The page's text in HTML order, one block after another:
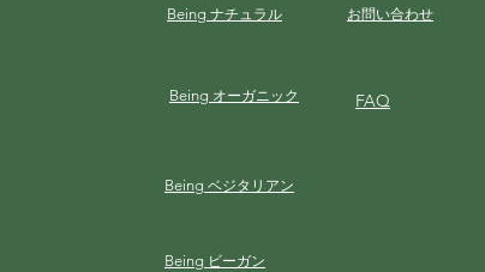
Being ナチュラル お問い合わせ
Being オーガニック FAQ
Being ベジタリアン
Being ビーガン